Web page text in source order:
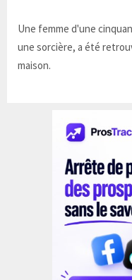
Une femme d'une
une sorcière, a été
maison.